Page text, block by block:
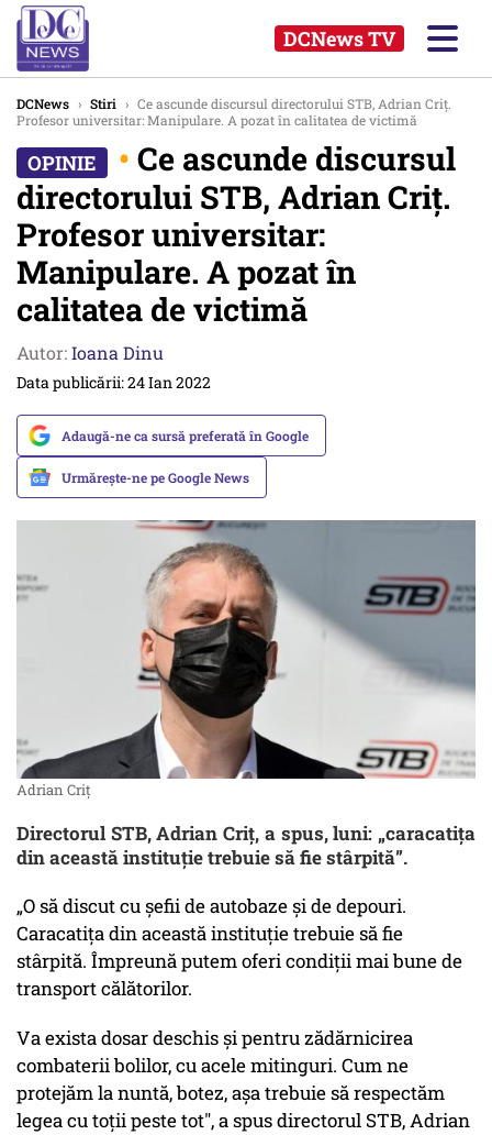
DCNews TV
DCNews › Stiri › Ce ascunde discursul directorului STB, Adrian Criț.
Profesor universitar: Manipulare. A pozat în calitatea de victimă
• Ce ascunde discursul
directorului STB, Adrian Criț.
Profesor universitar:
Manipulare. A pozat în
calitatea de victimă
Autor:Ioana Dinu
Data publicării: 24 Ian 2022
Adaugă-ne ca sursă preferată în Google
Urmărește-ne pe Google News
Adrian Criț
Directorul STB, Adrian Criț, a spus, luni: „caracatița
din această instituție trebuie să fie stârpită”.
„O să discut cu șefii de autobaze și de depouri.
Caracatița din această instituție trebuie să fie
stârpită. Împreună putem oferi condiții mai bune de
transport călătorilor.
Va exista dosar deschis și pentru zădărnicirea
combaterii bolilor, cu acele mitinguri. Cum ne
protejăm la nuntă, botez, așa trebuie să respectăm
legea cu toții peste tot", a spus directorul STB, Adrian